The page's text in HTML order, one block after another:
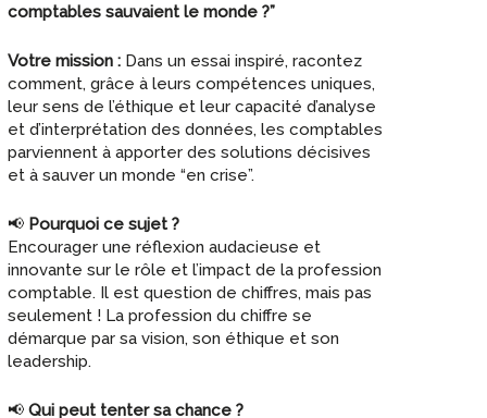
comptables sauvaient le monde ?”
Votre mission : Dans un essai inspiré, racontez
comment, grâce à leurs compétences uniques,
leur sens de l’éthique et leur capacité d’analyse
et d’interprétation des données, les comptables
parviennent à apporter des solutions décisives
et à sauver un monde “en crise”.
📢 Pourquoi ce sujet ?
Encourager une réflexion audacieuse et
innovante sur le rôle et l’impact de la profession
comptable. Il est question de chiffres, mais pas
seulement ! La profession du chiffre se
démarque par sa vision, son éthique et son
leadership.
📢Qui peut tenter sa chance ?